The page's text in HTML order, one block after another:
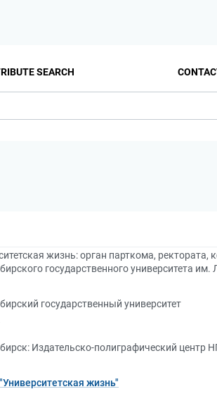
SEARCH
жизнь: орган парткома,
государственного университета
государственный университет
Издательско-полиграфический центр
жизнь"